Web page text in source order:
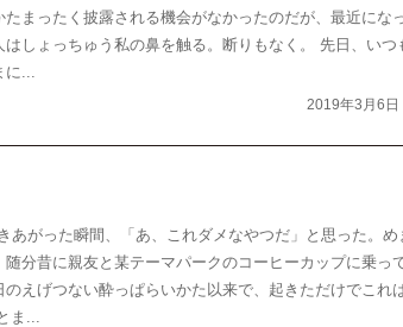
まったく披露される機会がなかったのだが、最近にな
しょっちゅう私の鼻を触る。断りもなく。 先日、いつ
...
2019年3月6日
あがった瞬間、「あ、これダメなやつだ」と思った。め
分昔に親友と某テーマパークのコーヒーカップに乗っ
えげつない酔っぱらいかた以来で、起きただけでこれ
ま...